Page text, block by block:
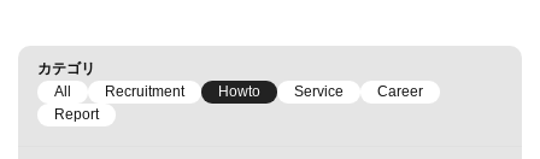
カテゴリ
All
Recruitment Howto Service
Career
Report